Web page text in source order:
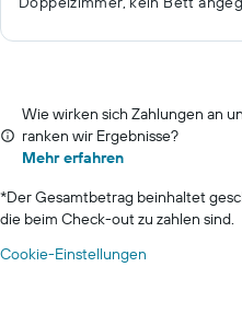
Wie wirken sich Zahlungen an
ranken wir Ergebnisse?
Mehr erfahren
*Der Gesamtbetrag beinhaltet
die beim Check-out zu zahlen sind.
Cookie-Einstellungen